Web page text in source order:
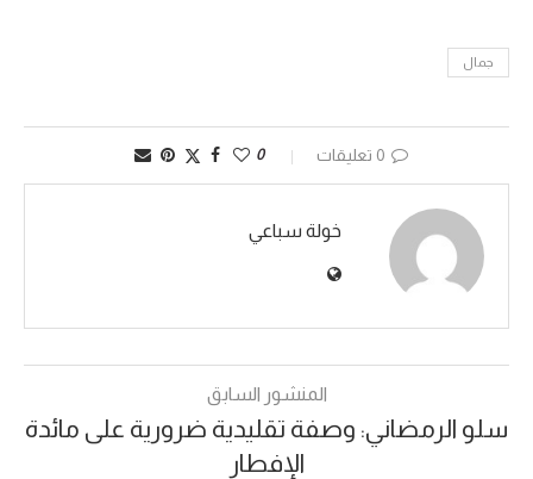
جمال
0 تعليقات 0
خولة سباعي
المنشور السابق
سلو الرمضاني: وصفة تقليدية ضرورية على مائدة
الإفطار